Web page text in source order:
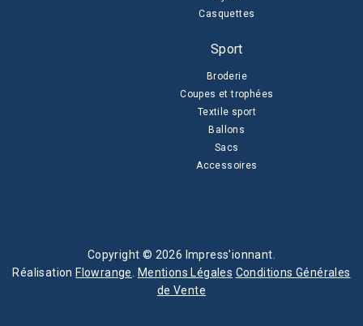
Casquettes
Sport
Broderie
Coupes et trophées
Textile sport
Ballons
Sacs
Accessoires
Copyright © 2026 Impress'ionnant.
Réalisation Flowrange Mentions Légales Conditions Générales
de Vente